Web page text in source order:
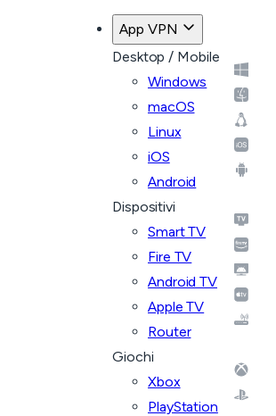
App VPN
Desktop / Mobile
Windows
macOS
Linux
iOS
Android
Dispositivi
Smart TV
Fire TV
Android TV
Apple TV
Router
Giochi
Xbox
PlayStation